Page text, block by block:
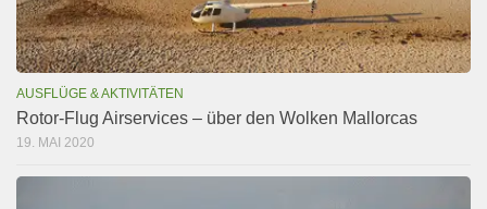
AUSFLÜGE & AKTIVITÄTEN
Rotor-Flug Airservices – über den Wolken Mallorcas
19. MAI 2020